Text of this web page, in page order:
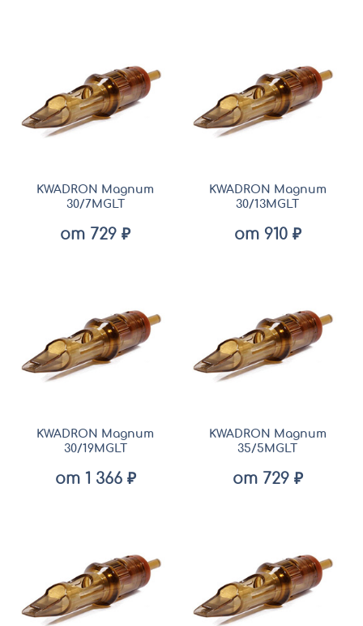
KWADRON Magnum
30/7MGLT
от 729 ₽
KWADRON Magnum
30/13MGLT
от 910 ₽
KWADRON Magnum
30/19MGLT
от 1 366 ₽
KWADRON Magnum
35/5MGLT
от 729 ₽